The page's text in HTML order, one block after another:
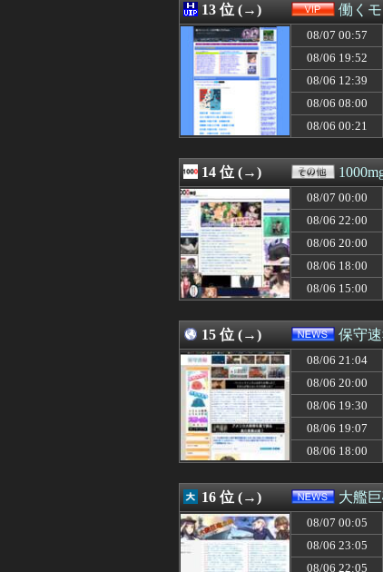
08/07 02:38
野村周平、
08/07 02:37
【悲報】 週
08/07 02:34
【超画像】
08/07 02:34
「プチプチ
08/07 02:34
【画像】坂
08/07 02:34
【画像】 セ
08/07 02:32
筋トレに詳
08/07 02:30
【事実】「
08/07 02:30
【画像】 色
08/07 02:25
【驚愕】ロ
08/07 02:18
暑すぎぃか
08/07 02:18
言えば快く
08/07 02:18
両替のこと
08/07 02:17
日本の大相
08/07 02:15
幼少ワイ「
08/07 02:15
FE万紫千紅
08/07 02:15
SEXに10万
08/07 02:13
岸田元首相
08/07 02:12
【悲報】日
08/07 02:12
LIAR GAME
13 位 (→) 働く
08/07 00:57
08/06 19:52
08/06 12:39
08/06 08:00
08/06 00:21
14 位 (→)
08/07 00:00
08/06 22:00
08/06 20:00
08/06 18:00
08/06 15:00
15 位 (→) 保守
08/06 21:04
08/06 20:00
08/06 19:30
08/06 19:07
08/06 18:00
16 位 (→) 大艦
08/07 00:05
08/06 23:05
08/06 22:05